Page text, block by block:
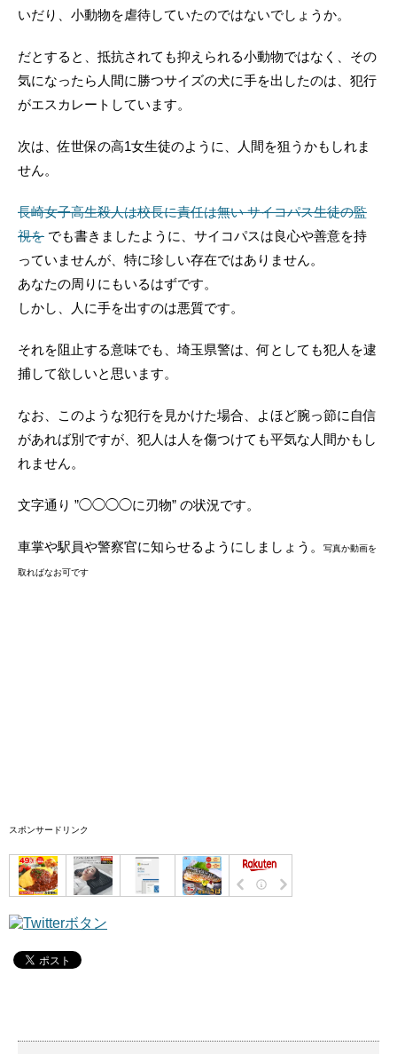
いだり、小動物を虐待していたのではないでしょうか。
だとすると、抵抗されても抑えられる小動物ではなく、その
気になったら人間に勝つサイズの犬に手を出したのは、犯行
がエスカレートしています。
次は、佐世保の高1女生徒のように、人間を狙うかもしれま
せん。
長崎女子高生殺人は校長に責任は無い サイコパス生徒の監
視を でも書きましたように、サイコパスは良心や善意を持
っていませんが、特に珍しい存在ではありません。
あなたの周りにもいるはずです。
しかし、人に手を出すのは悪質です。
それを阻止する意味でも、埼玉県警は、何としても犯人を逮
捕して欲しいと思います。
なお、このような犯行を見かけた場合、よほど腕っ節に自信
があれば別ですが、犯人は人を傷つけても平気な人間かもし
れません。
文字通り ”◯◯◯◯に刃物” の状況です。
車掌や駅員や警察官に知らせるようにしましょう。 写真か動画を
取ればなお可です
スポンサードリンク